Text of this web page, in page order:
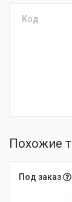
Код
Похожие
Под заказ